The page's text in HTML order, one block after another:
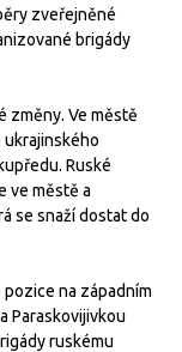
zveřejněné
brigády
změny. Ve městě
Ruské
ve městě a
se snaží dostat do
pozice na západním
Paraskovijivkou
ruskému